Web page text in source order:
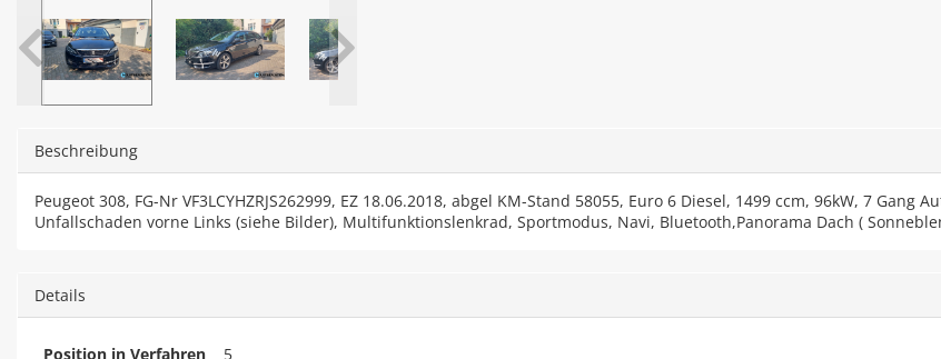
Beschreibung
Peugeot 308, FG-Nr VF3LCYHZRJS262999, EZ 18.06.2018, abgel KM-Stand 58055, Euro 6 Diesel, 1499 ccm, 96kW, 7
Unfallschaden vorne Links (siehe Bilder), Multifunktionslenkrad, Sportmodus, Navi, Bluetooth,Panorama Dach (
Details
Position in Verfahren
5